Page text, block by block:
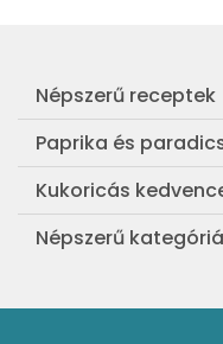
Népszerű receptek
Frankfurti leves
Egyszerű muffin
Aranygaluska
Egyszerű
Paprika és
Pan con Tomate
Paradicsom és
Paradicsomos
Kukoricás
Legfinomabb főtt
Bang bang kukorica
Népszerű